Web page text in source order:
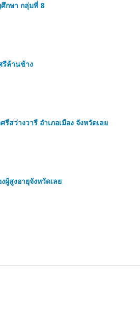
กษา กลุ่มที่ 8
รีล้านช้าง
ว่างวารี อำเภอเมือง จังหวัดเลย
สูงอายุจังหวัดเลย